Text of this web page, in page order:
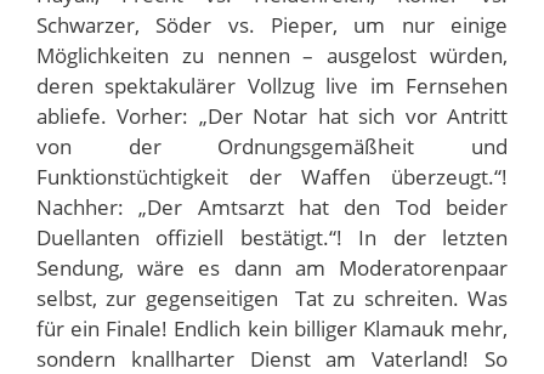
Schwarzer, Söder vs. Pieper, um nur einige
Möglichkeiten zu nennen – ausgelost würden,
deren spektakulärer Vollzug live im Fernsehen
abliefe. Vorher: „Der Notar hat sich vor Antritt
von der Ordnungsgemäßheit und
Funktionstüchtigkeit der Waffen überzeugt.“!
Nachher: „Der Amtsarzt hat den Tod beider
Duellanten offiziell bestätigt.“! In der letzten
Sendung, wäre es dann am Moderatorenpaar
selbst, zur gegenseitigen Tat zu schreiten. Was
für ein Finale! Endlich kein billiger Klamauk mehr,
sondern knallharter Dienst am Vaterland! So